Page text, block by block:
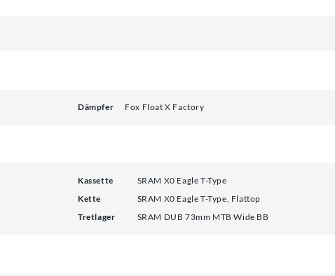
Dämpfer Fox Float X Factory
Kassette
SRAM X0 Eagle T-Type
Kette
SRAM X0 Eagle T-Type, Flattop
Tretlager
SRAM DUB 73mm MTB Wide BB